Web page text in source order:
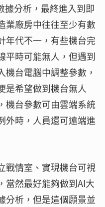
據分析，最終進入到即
業廠房中往往至少有數
年代不一，有些機台完
平時可能無人，但遇到
台電腦中調整參數，
是希望做到機台無人
機台參數可由雲端系統
外時，人員還可遠端進
戰情室、實現機台可視
當然最好能夠做到AI大
分析，但是這個願景並